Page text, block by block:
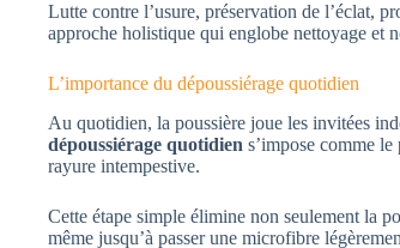
Lutte contre l’usure, préservation de l’éclat,
approche holistique qui englobe nettoyage et
L’importance du dépoussiérage quotidien
Au quotidien, la poussière joue les invitées
dépoussiérage quotidien s’impose comme
rayure intempestive.
Cette étape simple élimine non seulement la
même jusqu’à passer une microfibre